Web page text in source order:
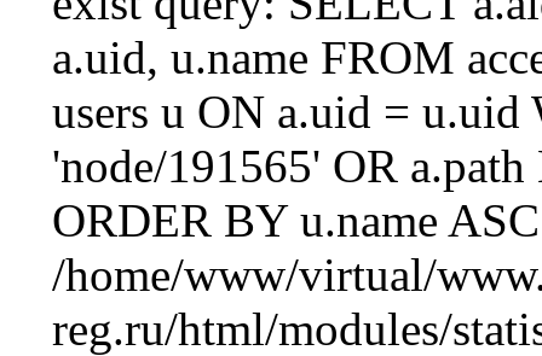
a.uid, u.name FROM
users u ON a.uid = u.uid
'node/191565' OR
ORDER BY u.name
/home/www/virtual/
reg.ru/html/modules/